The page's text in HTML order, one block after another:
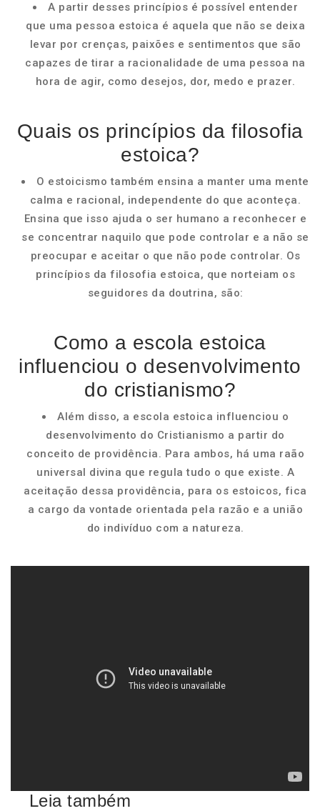
A partir desses princípios é possível entender
que uma pessoa estoica é aquela que não se deixa
levar por crenças, paixões e sentimentos que são
capazes de tirar a racionalidade de uma pessoa na
hora de agir, como desejos, dor, medo e prazer.
Quais os princípios da filosofia
estoica?
O estoicismo também ensina a manter uma mente
calma e racional, independente do que aconteça.
Ensina que isso ajuda o ser humano a reconhecer e
se concentrar naquilo que pode controlar e a não se
preocupar e aceitar o que não pode controlar. Os
princípios da filosofia estoica, que norteiam os
seguidores da doutrina, são:
Como a escola estoica
influenciou o desenvolvimento
do cristianismo?
Além disso, a escola estoica influenciou o
desenvolvimento do Cristianismo a partir do
conceito de providência. Para ambos, há uma raão
universal divina que regula tudo o que existe. A
aceitação dessa providência, para os estoicos, fica
a cargo da vontade orientada pela razão e a união
do indivíduo com a natureza.
Leia também